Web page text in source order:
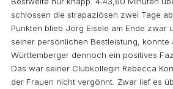
schlossen die strapaziösen zwei Tage
Punkten blieb Jörg Eisele am Ende zwar
seiner persönlichen Bestleistung, konnte
Württemberger dennoch ein positives
Das war seiner Clubkollegin Rebecca
der Frauen nicht vergönnt. Zwar lief es